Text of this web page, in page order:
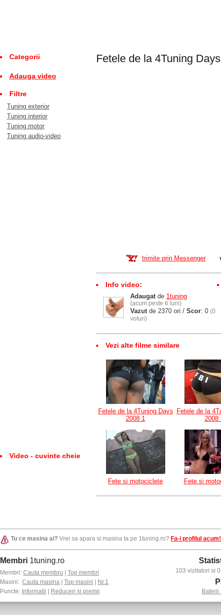
Categorii
Adauga video
Filtre
Tuning exterior
Tuning interior
Tuning motor
Tuning audio-video
Video - cuvinte cheie
Fetele de la 4Tuning
trimite prin Messenger
Info video:
Adaugatde 1tuning
(acum peste 6 luni)
Vazutde 2370 ori / Scor: 0 (0
voturi)
Vezi alte filme similare
Fetele de la 4Tuning Days
2008 1
Fetele de la
2008
Fete si motociclete Fete si
Tu ce masina ai? Vrei sa apara si masina ta pe 1tuning.ro? Fa-i profilul acum!
Membri 1tuning.ro
Membri: Cauta membru
Top membri
Masini: Cauta masina Top masini
Nr.1
Puncte: Informatii Reduceri si premii
103 vizitatori si